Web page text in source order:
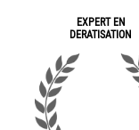
EXPERT EN
DERATISATION